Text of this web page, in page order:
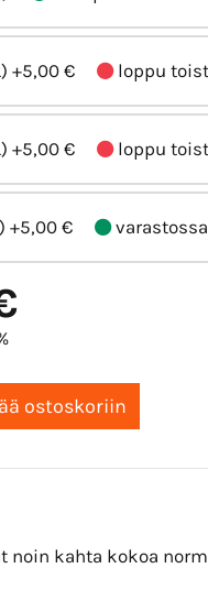
+5,00 € loppu
+5,00 € loppu
+5,00 € varastossa
noin kahta kokoa